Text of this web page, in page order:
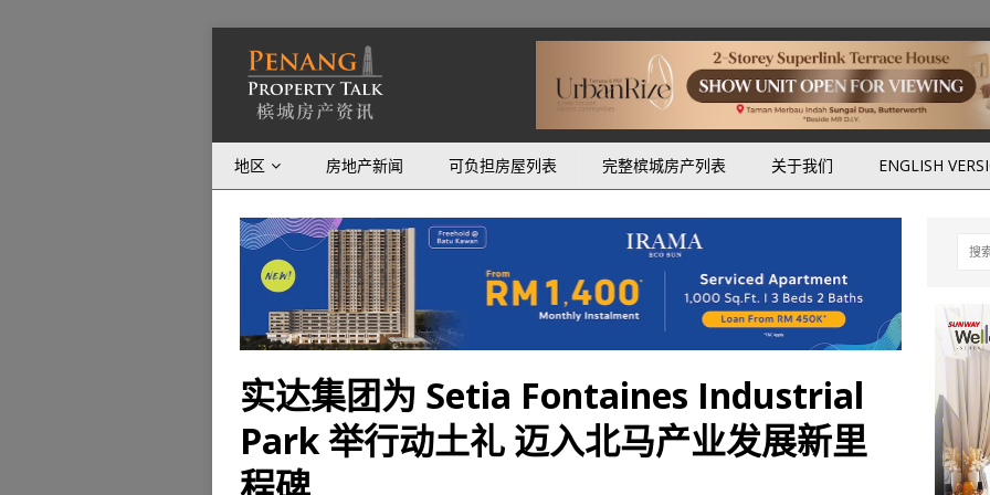
地区 房地产新闻 可负担房屋列表 完整槟城房产列表 关于我们 ENGLISH
实达集团为 Setia Fontaines Industrial
Park 举行动土礼 迈入北马产业发展新里